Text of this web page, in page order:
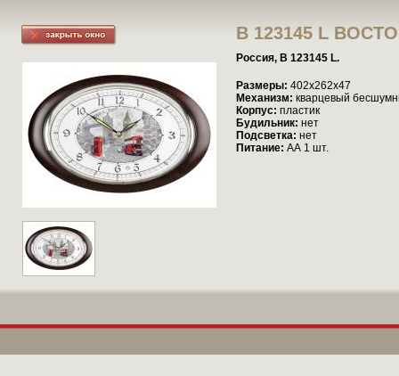
B 123145 L
Россия, B 123145 L.
Размеры: 402х262х47
Механизм: кварцевый
Корпус: пластик
Будильник: нет
Подсветка: нет
Питание: АА 1 шт.